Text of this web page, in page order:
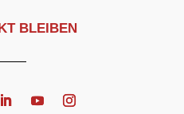
BLEIBEN